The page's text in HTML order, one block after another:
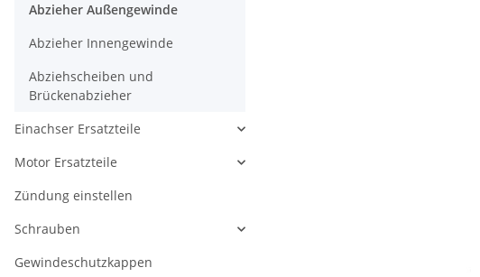
Abzieher Außengewinde
Abzieher Innengewinde
Abziehscheiben und
Brückenabzieher
Einachser Ersatzteile
Motor Ersatzteile
Zündung einstellen
Schrauben
Gewindeschutzkappen